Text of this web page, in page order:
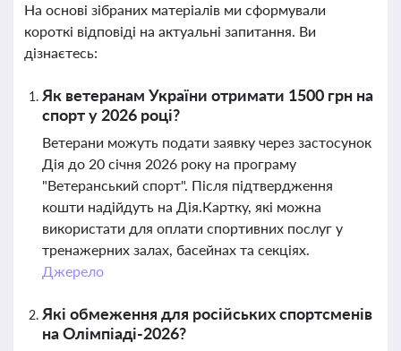
На основі зібраних матеріалів ми сформували
короткі відповіді на актуальні запитання. Ви
дізнаєтесь:
Як ветеранам України отримати 1500 грн на
спорт у 2026 році?
Ветерани можуть подати заявку через застосунок
Дія до 20 січня 2026 року на програму
"Ветеранський спорт". Після підтвердження
кошти надійдуть на Дія.Картку, які можна
використати для оплати спортивних послуг у
тренажерних залах, басейнах та секціях.
Джерело
Які обмеження для російських спортсменів
на Олімпіаді-2026?